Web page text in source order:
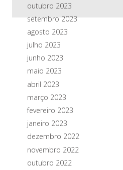
outubro 2023
setembro 2023
agosto 2023
julho 2023
junho 2023
maio 2023
abril 2023
março 2023
fevereiro 2023
janeiro 2023
dezembro 2022
novembro 2022
outubro 2022